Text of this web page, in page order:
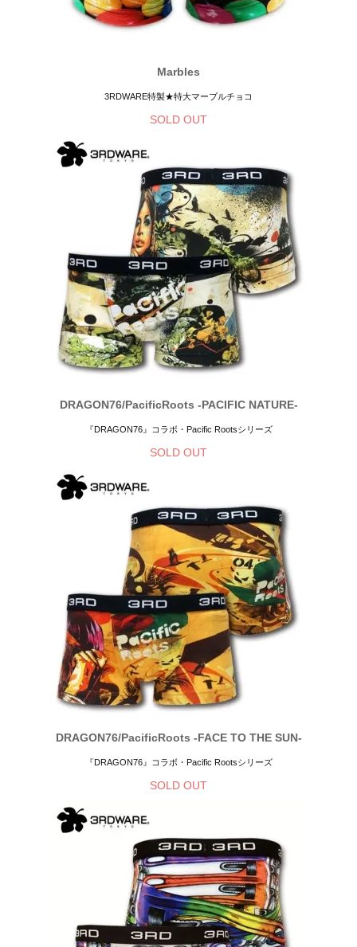
Marbles
3RDWARE特製★特大マーブルチョコ
SOLD OUT
DRAGON76/PacificRoots -PACIFIC NATURE-
『DRAGON76』コラボ・Pacific Rootsシリーズ
SOLD OUT
DRAGON76/PacificRoots -FACE TO THE SUN-
『DRAGON76』コラボ・Pacific Rootsシリーズ
SOLD OUT